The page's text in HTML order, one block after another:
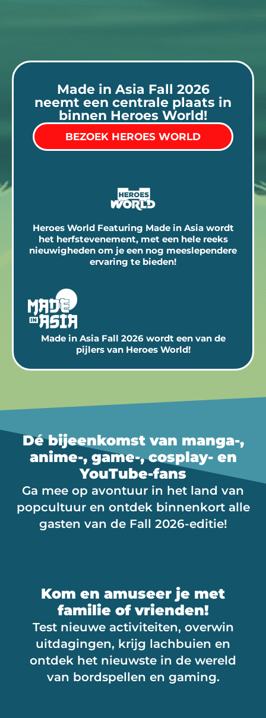
Made in Asia Fall 2026
neemt een centrale plaats in
binnen Heroes World!
BEZOEK HEROES WORLD
Heroes World Featuring Made in Asia wordt
het herfstevenement, met een hele reeks
nieuwigheden om je een nog meeslependere
ervaring te bieden!
Made in Asia Fall 2026 wordt een van de
pijlers van Heroes World!
Dé bijeenkomst van manga-,
anime-, game-, cosplay- en
YouTube-fans
Ga mee op avontuur in het land van
popcultuur en ontdek binnenkort alle
gasten van de Fall 2026-editie!
Kom en amuseer je met
familie of vrienden!
Test nieuwe activiteiten, overwin
uitdagingen, krijg lachbuien en
ontdek het nieuwste in de wereld
van bordspellen en gaming.